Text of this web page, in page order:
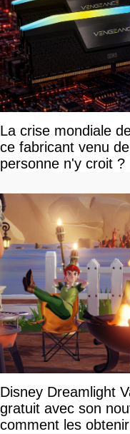
La crise mondiale
ce fabricant venu
personne n'y croit ?
Disney Dreamlight
gratuit avec son
comment les obtenir